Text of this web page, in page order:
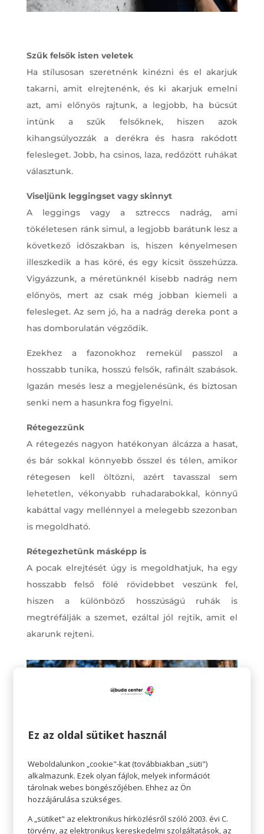
Szűk felsők isten veletek
Ha stílusosan szeretnénk kinézni és el akarjuk
takarni, amit elrejtenénk, és ki akarjuk emelni
azt, ami előnyös rajtunk, a legjobb, ha búcsút
intünk a szűk felsőknek, hiszen azok
kihangsúlyozzák a derékra és hasra rakódott
felesleget. Jobb, ha csinos, laza, redőzött ruhákat
választunk.
Viseljünk leggingset vagy skinnyt
A leggings vagy a sztreccs nadrág, ami
tökéletesen ránk simul, a legjobb barátunk lesz a
következő időszakban is, hiszen kényelmesen
illeszkedik a has köré, és egy kicsit összehúzza.
Vigyázzunk, a méretünknél kisebb nadrág nem
előnyös, mert az csak még jobban kiemeli a
felesleget. Az sem jó, ha a nadrág dereka pont a
has domborulatán végződik.
Ezekhez a fazonokhoz remekül passzol a
hosszabb tunika, hosszú felsők, rafinált szabások.
Igazán mesés lesz a megjelenésünk, és biztosan
senki nem a hasunkra fog figyelni.
Rétegezzünk
A rétegezés nagyon hatékonyan álcázza a hasat,
és bár sokkal könnyebb ősszel és télen, amikor
rétegesen kell öltözni, azért tavasszal sem
lehetetlen, vékonyabb ruhadarabokkal, könnyű
kabáttal vagy mellénnyel a melegebb szezonban
is megoldható.
Rétegezhetünk másképp is
A pocak elrejtését úgy is megoldhatjuk, ha egy
hosszabb felső fölé rövidebbet veszünk fel,
hiszen a különböző hosszúságú ruhák is
megtréfálják a szemet, ezáltal jól rejtik, amit el
akarunk rejteni.
Az öv a has fölé kerüljön
Ez az oldal sütiket használ
Weboldalunkon „cookie"-kat (továbbiakban „süti")
alkalmazunk. Ezek olyan fájlok, melyek információt
tárolnak webes böngészőjében. Ehhez az Ön
hozzájárulása szükséges.
A „sütiket" az elektronikus hírközlésről szóló 2003. évi C.
törvény, az elektronikus kereskedelmi szolgáltatások, az